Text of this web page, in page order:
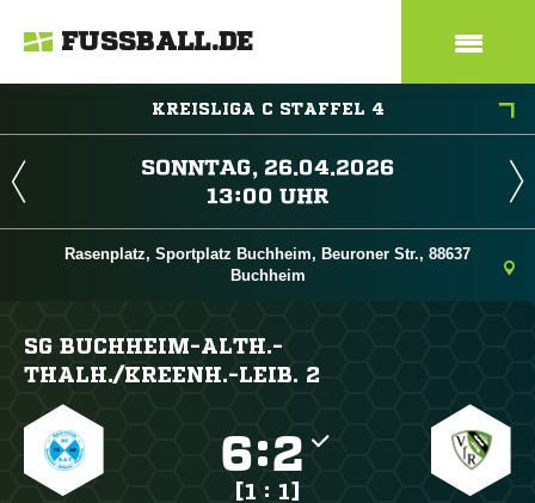
FUSSBALL.DE
KREISLIGA C STAFFEL 4
 
 
Rasenplatz, Sportplatz Buchheim, Beuroner Str., 88637
Buchheim
SG BUCHHEIM-ALTH.-
THALH./​KREENH.-LEIB. 2
:
[1 : 1]